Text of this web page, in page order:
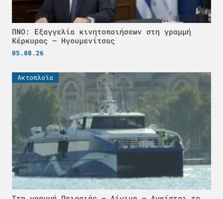
ΠΝΟ: Εξαγγελία κινητοποιήσεων στη γραμμή
Κέρκυρας – Ηγουμενίτσας
05.08.26
Ακτοπλοϊα